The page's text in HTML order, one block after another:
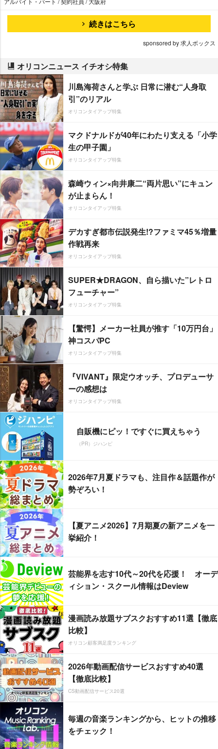
続きはこちら
sponsored by 求人ボックス
オリコンニュース イチオシ特集
川島海荷さんと学ぶ 日常に潜む“人身取
引”のリアル
オリコンタイアップ特集
マクドナルドが40年にわたり支える「小学
生の甲子園」
オリコンタイアップ特集
森崎ウィン×向井康二“両片思い”にキュン
が止まらん！
オリコンタイアップ特集
デカすぎ都市伝説発生!?ファミマ45％増量
作戦再来
オリコンタイアップ特集
SUPER★DRAGON、自ら描いた”レトロ
フューチャー”
オリコンタイアップ特集
【驚愕】メーカー社員が推す「10万円台」
神コスパPC
オリコンタイアップ特集
『VIVANT』限定ウオッチ、プロデューサ
ーの感想は
オリコンタイアップ特集
自販機にピッ！ですぐに買えちゃう
（PR）ジハンピ
2026年7月夏ドラマも、注目作＆話題作が
勢ぞろい！
【夏アニメ2026】7月期夏の新アニメを一
挙紹介！
芸能界を志す10代～20代を応援！ オーデ
ィション・スクール情報はDeview
漫画読み放題サブスクおすすめ11選【徹底
比較】
オリコン顧客満足度ランキング
2026年動画配信サービスおすすめ40選
【徹底比較】
CS動画配信サービス20選
毎週の音楽ランキングから、ヒットの推移
をチェック！